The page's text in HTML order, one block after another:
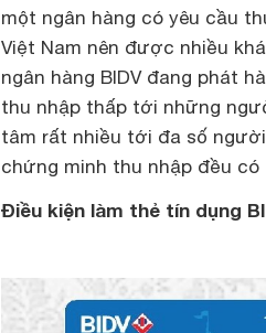
một ngân hàng có yêu cầu
Việt Nam nên được nhiều
ngân hàng BIDV đang phát
thu nhập thấp tới những
tâm rất nhiều tới đa số
chứng minh thu nhập đều
Điều kiện làm thẻ tín dụng